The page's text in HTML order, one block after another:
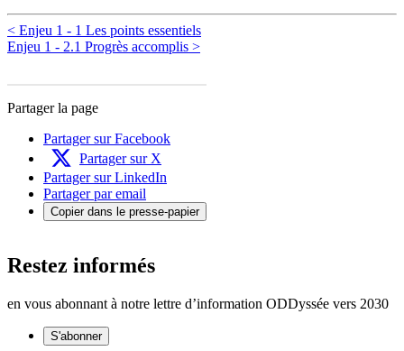
< Enjeu 1 - 1 Les points essentiels
Enjeu 1 - 2.1 Progrès accomplis >
Partager la page
Partager sur Facebook
Partager sur X
Partager sur LinkedIn
Partager par email
Copier dans le presse-papier
Restez informés
en vous abonnant à notre lettre d’information ODDyssée vers 2030
S'abonner